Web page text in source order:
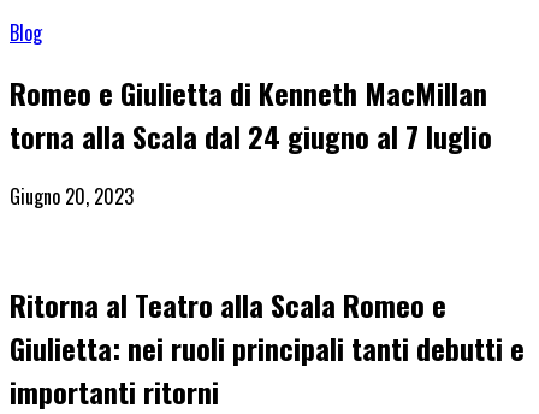
Blog
Romeo e Giulietta di Kenneth MacMillan
torna alla Scala dal 24 giugno al 7 luglio
Giugno 20, 2023
Ritorna al Teatro alla Scala Romeo e
Giulietta: nei ruoli principali tanti debutti e
importanti ritorni